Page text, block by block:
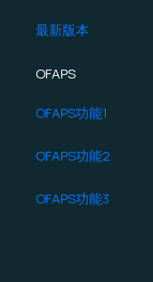
最新版本
OFAPS
OFAPS功能1
OFAPS功能2
OFAPS功能3